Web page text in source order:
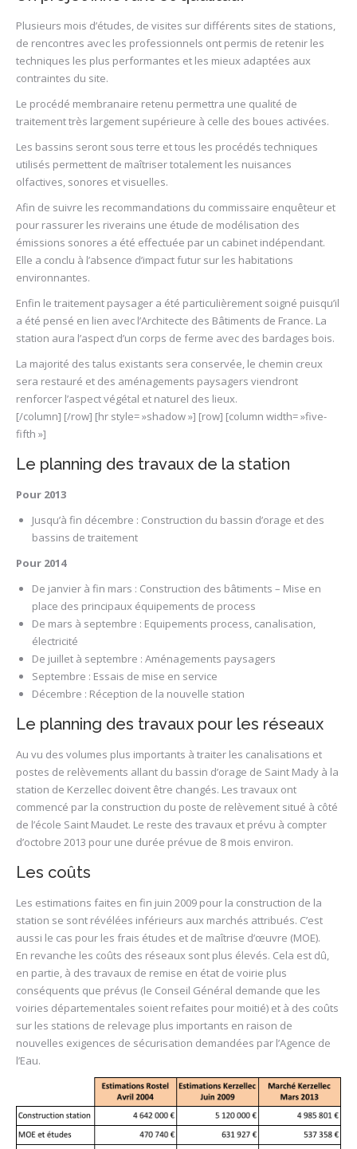
Plusieurs mois d’études, de visites sur différents sites de stations,
de rencontres avec les professionnels ont permis de retenir les
techniques les plus performantes et les mieux adaptées aux
contraintes du site.
Le procédé membranaire retenu permettra une qualité de
traitement très largement supérieure à celle des boues activées.
Les bassins seront sous terre et tous les procédés techniques
utilisés permettent de maîtriser totalement les nuisances
olfactives, sonores et visuelles.
Afin de suivre les recommandations du commissaire enquêteur et
pour rassurer les riverains une étude de modélisation des
émissions sonores a été effectuée par un cabinet indépendant.
Elle a conclu à l’absence d’impact futur sur les habitations
environnantes.
Enfin le traitement paysager a été particulièrement soigné puisqu’il
a été pensé en lien avec l’Architecte des Bâtiments de France. La
station aura l’aspect d’un corps de ferme avec des bardages bois.
La majorité des talus existants sera conservée, le chemin creux
sera restauré et des aménagements paysagers viendront
renforcer l’aspect végétal et naturel des lieux.
[/column] [/row] [hr style= »shadow »] [row] [column width= »five-
fifth »]
Le planning des travaux de la station
Pour 2013
Jusqu’à fin décembre : Construction du bassin d’orage et des
bassins de traitement
Pour 2014
De janvier à fin mars : Construction des bâtiments – Mise en
place des principaux équipements de process
De mars à septembre : Equipements process, canalisation,
électricité
De juillet à septembre : Aménagements paysagers
Septembre : Essais de mise en service
Décembre : Réception de la nouvelle station
Le planning des travaux pour les réseaux
Au vu des volumes plus importants à traiter les canalisations et
postes de relèvements allant du bassin d’orage de Saint Mady à la
station de Kerzellec doivent être changés. Les travaux ont
commencé par la construction du poste de relèvement situé à côté
de l’école Saint Maudet. Le reste des travaux et prévu à compter
d’octobre 2013 pour une durée prévue de 8 mois environ.
Les coûts
Les estimations faites en fin juin 2009 pour la construction de la
station se sont révélées inférieurs aux marchés attribués. C’est
aussi le cas pour les frais études et de maîtrise d’œuvre (MOE).
En revanche les coûts des réseaux sont plus élevés. Cela est dû,
en partie, à des travaux de remise en état de voirie plus
conséquents que prévus (le Conseil Général demande que les
voiries départementales soient refaites pour moitié) et à des coûts
sur les stations de relevage plus importants en raison de
nouvelles exigences de sécurisation demandées par l’Agence de
l’Eau.